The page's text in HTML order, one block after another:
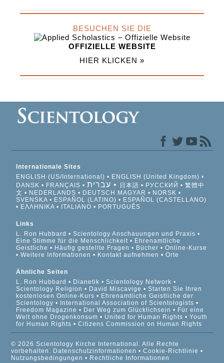
BESUCHEN SIE DIE
OFFIZIELLE WEBSITE
HIER KLICKEN »
Internationale Sites
ENGLISH (US/International)
ENGLISH (United Kingdom)
DANSK
FRANÇAIS עברית 日本語 РУССКИЙ
繁體中
文
NEDERLANDS DEUTSCH MAGYAR
NORSK
SVENSKA
ESPAÑOL (LATINO)
ESPAÑOL (CASTELLANO)
ΕΛΛΗΝΙΚA
ITALIANO PORTUGUÊS
Links
L. Ron Hubbard
Scientology Anschauungen und Praxis
Eine Stimme für die Menschlichkeit
Ehrenamtliche
Geistliche
Häufig gestellte Fragen Bücher
Online-Kurse
Weitere Informationen
Kontakt aufnehmen Orte
Ähnliche Seiten
L. Ron Hubbard
Dianetik
Scientology Network
Scientology Religion
David Miscavige
Starten Sie Ihren
kostenlosen Online-Kurs
Ehrenamtliche Geistliche der
Scientology
International Association of Scientologists
Freedom Magazine
Der Weg zum Glücklichsein
Für eine
Welt ohne Drogenkonsum
United for Human Rights
Youth
for Human Rights
Citizens Commission on Human Rights
© 2026 Scientology Kirche International. Alle Rechte
vorbehalten. Datenschutzinformationen •Cookie-Richtlinie •
Nutzungsbedingungen • Rechtliche Informationen